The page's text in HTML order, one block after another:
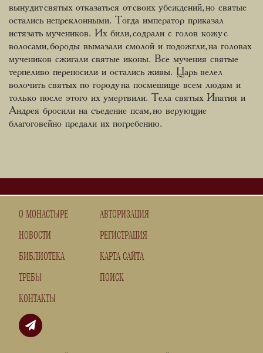
вынудит святых отказаться от своих убеждений, но святые
остались непреклонными. Тогда император приказал
истязать мучеников. Их били, содрали с голов кожу с
волосами, бороды вымазали смолой и подожгли, на головах
мучеников сжигали святые иконы. Все мучения святые
терпеливо переносили и остались живы. Царь велел
волочить святых по городу на посмешище всем людям и
только после этого их умертвили. Тела святых Ипатия и
Андрея бросили на съедение псам, но верующие
благоговейно предали их погребению.
О МОНАСТЫРЕ
НОВОСТИ
БИБЛИОТЕКА
ТРЕБЫ
КОНТАКТЫ
АВТОРИЗАЦИЯ
РЕГИСТРАЦИЯ
КАРТА САЙТА
ПОИСК